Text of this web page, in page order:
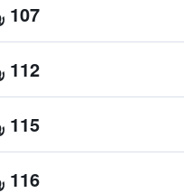
107 ﷼
112 ﷼
115 ﷼
116 ﷼